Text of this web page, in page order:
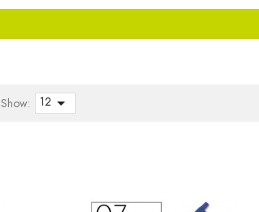
Show: 12 